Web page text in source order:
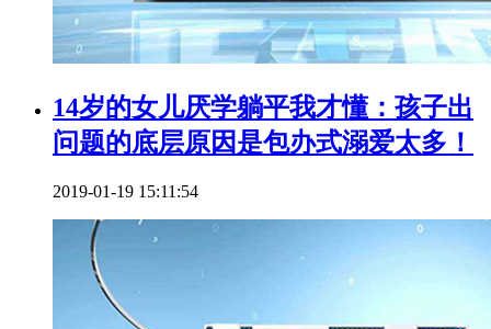
14岁的女儿厌学躺平我才懂：孩子出
问题的底层原因是包办式溺爱太多！
2019-01-19 15:11:54